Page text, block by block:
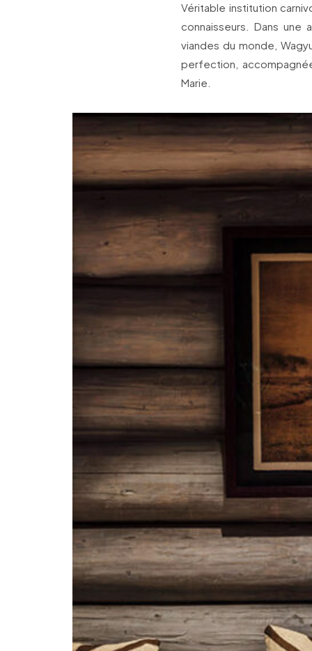
Véritable institution
connaisseurs. Dans
viandes du monde,
perfection,
Marie.